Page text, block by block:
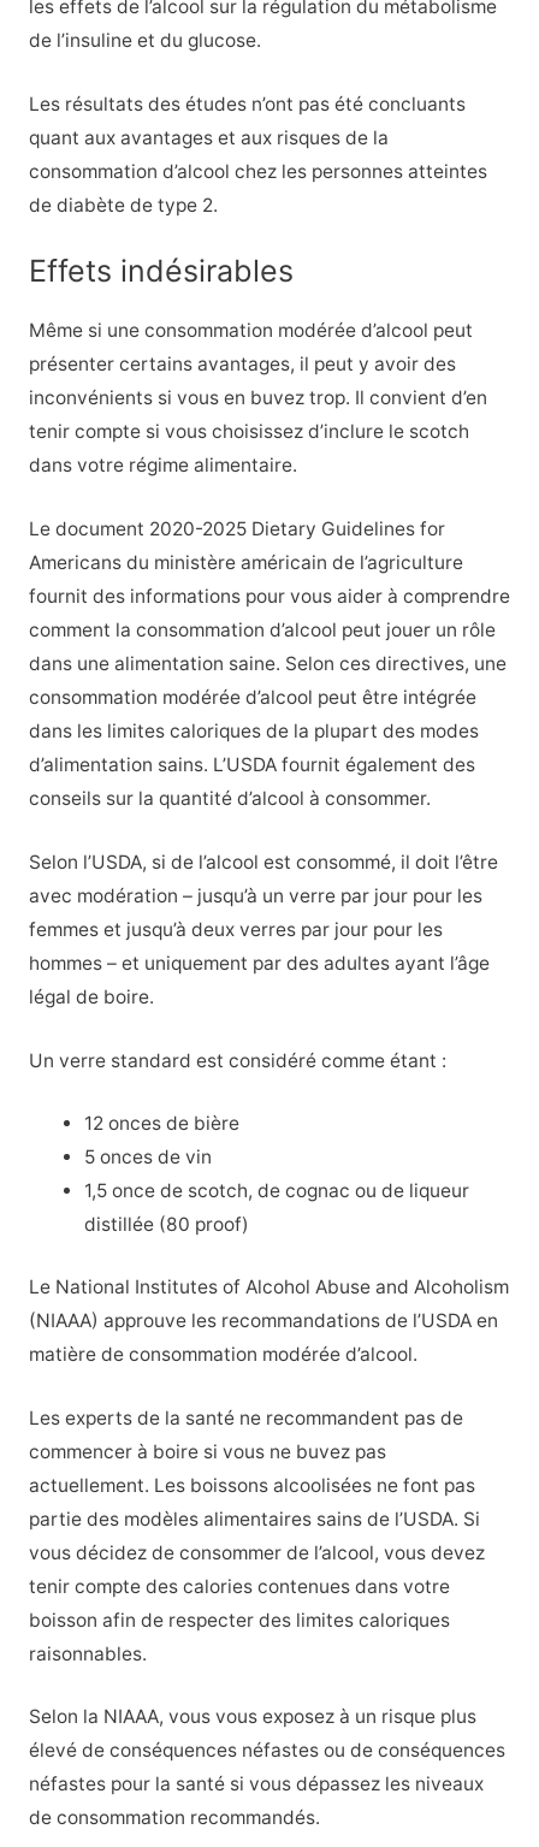
les effets de l’alcool sur la régulation du métabolisme
de l’insuline et du glucose.
Les résultats des études n’ont pas été concluants
quant aux avantages et aux risques de la
consommation d’alcool chez les personnes atteintes
de diabète de type 2.
Effets indésirables
Même si une consommation modérée d’alcool peut
présenter certains avantages, il peut y avoir des
inconvénients si vous en buvez trop. Il convient d’en
tenir compte si vous choisissez d’inclure le scotch
dans votre régime alimentaire.
Le document 2020-2025 Dietary Guidelines for
Americans du ministère américain de l’agriculture
fournit des informations pour vous aider à comprendre
comment la consommation d’alcool peut jouer un rôle
dans une alimentation saine. Selon ces directives, une
consommation modérée d’alcool peut être intégrée
dans les limites caloriques de la plupart des modes
d’alimentation sains. L’USDA fournit également des
conseils sur la quantité d’alcool à consommer.
Selon l’USDA, si de l’alcool est consommé, il doit l’être
avec modération – jusqu’à un verre par jour pour les
femmes et jusqu’à deux verres par jour pour les
hommes – et uniquement par des adultes ayant l’âge
légal de boire.
Un verre standard est considéré comme étant :
12 onces de bière
5 onces de vin
1,5 once de scotch, de cognac ou de liqueur
distillée (80 proof)
Le National Institutes of Alcohol Abuse and Alcoholism
(NIAAA) approuve les recommandations de l’USDA en
matière de consommation modérée d’alcool.
Les experts de la santé ne recommandent pas de
commencer à boire si vous ne buvez pas
actuellement. Les boissons alcoolisées ne font pas
partie des modèles alimentaires sains de l’USDA. Si
vous décidez de consommer de l’alcool, vous devez
tenir compte des calories contenues dans votre
boisson afin de respecter des limites caloriques
raisonnables.
Selon la NIAAA, vous vous exposez à un risque plus
élevé de conséquences néfastes ou de conséquences
néfastes pour la santé si vous dépassez les niveaux
de consommation recommandés.